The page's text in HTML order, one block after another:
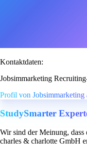
Kontaktdaten:
Jobsimmarketing
Profil von Jobsimmarketing
StudySmarter
Wir sind der Meinung,
charles & charlotte GmbH